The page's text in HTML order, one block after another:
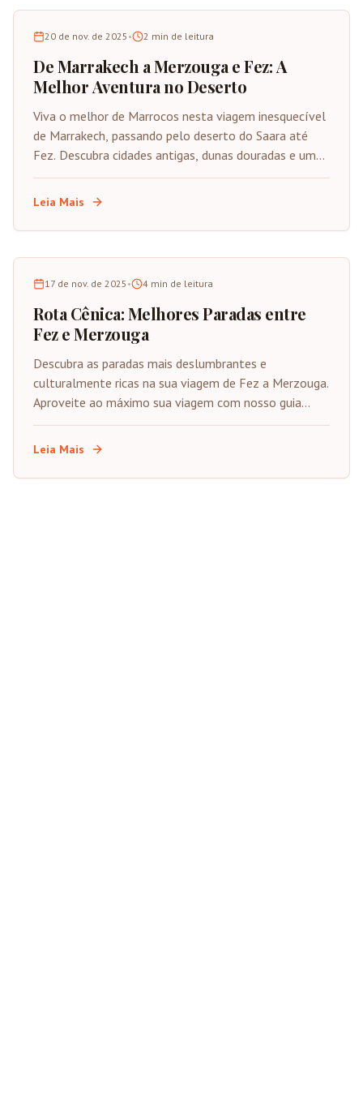
20 de nov. de 2025 • 2 min de leitura
De Marrakech a Merzouga e Fez: A
Melhor Aventura no Deserto
Viva o melhor de Marrocos nesta viagem inesquecível
de Marrakech, passando pelo deserto do Saara até
Fez. Descubra cidades antigas, dunas douradas e um
rico patrimônio cultural.
Leia Mais
17 de nov. de 2025 • 4 min de leitura
Rota Cênica: Melhores Paradas entre
Fez e Merzouga
Descubra as paradas mais deslumbrantes e
culturalmente ricas na sua viagem de Fez a Merzouga.
Aproveite ao máximo sua viagem com nosso guia
especializado dos destinos imperdíveis no caminho.
Leia Mais